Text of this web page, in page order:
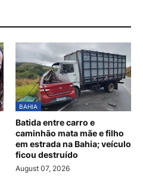
BAHIA
Batida entre carro e
caminhão mata mãe e filho
em estrada na Bahia; veículo
ficou destruído
August 07, 2026